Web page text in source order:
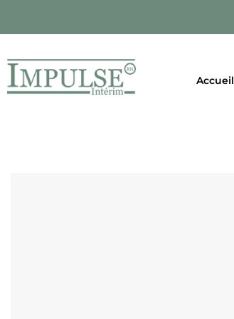
Accueil